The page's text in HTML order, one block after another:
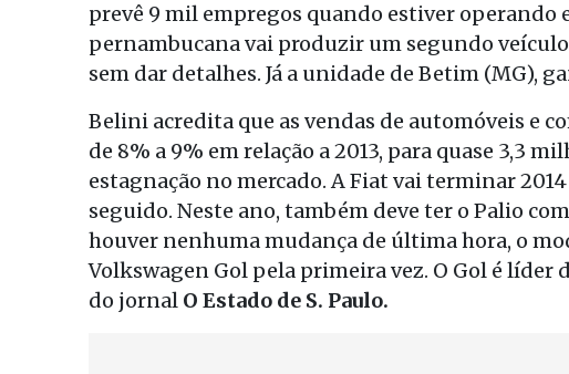
prevê 9 mil empregos quando estiver operando
pernambucana vai produzir um segundo
sem dar detalhes. Já a unidade de Betim (MG),
Belini acredita que as vendas de automóveis e
de 8% a 9% em relação a 2013, para quase 3,3
estagnação no mercado. A Fiat vai terminar
seguido. Neste ano, também deve ter o Palio
houver nenhuma mudança de última hora, o
Volkswagen Gol pela primeira vez. O Gol é líder
do jornal O Estado de S. Paulo.